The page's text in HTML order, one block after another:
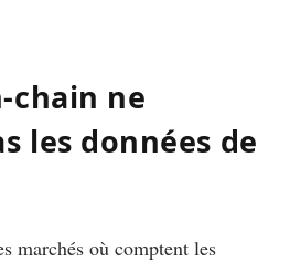
chain ne
les données de
marchés où comptent les